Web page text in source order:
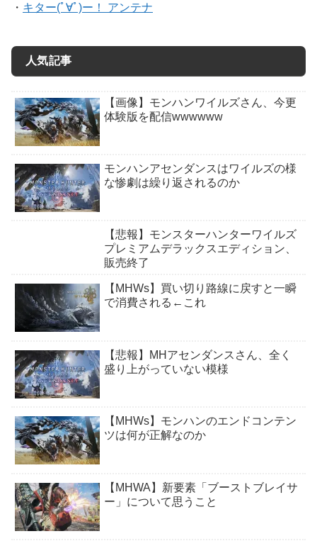
・ キター(ﾟ∀ﾟ)ー！ アンテナ
人気記事
【画像】モンハンワイルズさん、今更
体験版を配信wwwwww
モンハンアセンダンスはワイルズの様
な惨劇は繰り返されるのか
【悲報】モンスターハンターワイルズ
プレミアムデラックスエディション、
販売終了
【MHWs】買い切り路線に戻すと一瞬
で消費される←これ
【悲報】MHアセンダンスさん、全く
盛り上がっていない模様
【MHWs】モンハンのエンドコンテン
ツは何が正解なのか
【MHWA】新要素「ブーストブレイサ
ー」について思うこと